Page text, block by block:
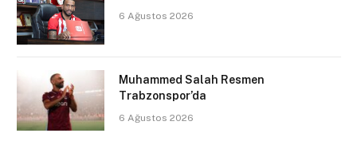
6 Ağustos 2026
Muhammed Salah Resmen
Trabzonspor’da
6 Ağustos 2026